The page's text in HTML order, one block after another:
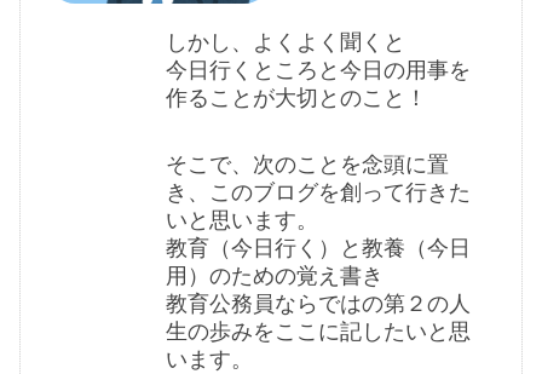
しかし、よくよく聞くと
今日行くところと今日の用事を
作ることが大切とのこと！
そこで、次のことを念頭に置
き、このブログを創って行きた
いと思います。
教育（今日行く）と教養（今日
用）のための覚え書き
教育公務員ならではの第２の人
生の歩みをここに記したいと思
います。